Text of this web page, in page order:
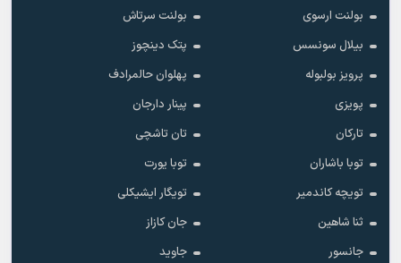
بولنت ارسوی
بولنت سرتاش
بیلال سونسس
پتک دینچوز
پرویز بولبوله
پهلوان حالمرادف
پویزی
پینار دارجان
تارکان
تان تاشچی
توبا باشاران
توبا یورت
تویچه کاندمیر
تویگار ایشیکلی
ثنا شاهین
جان کازاز
جانسور
جاوید